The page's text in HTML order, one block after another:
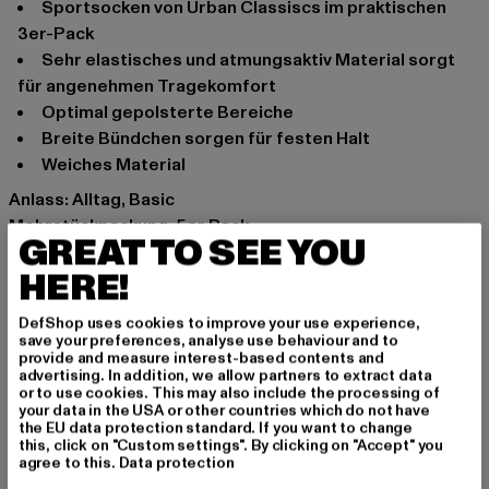
Sportsocken von Urban Classiscs im praktischen
3er-Pack
sehr elastisches und atmungsaktiv Material sorgt
für angenehmen Tragekomfort
optimal gepolsterte Bereiche
breite Bündchen sorgen für festen Halt
weiches Material
Anlass: Alltag, Basic
Mehrstückpackung: 5er Pack
Schnitt: Normal
Marke: Urban Classics
Kat.: Socken
Farbe: schwarz
Hersteller Farbe: black
Materialzusammensetzung: 80% Baumwolle, 17%
Polyester, 3% Elasthan
Art.Nr: TB1471-00007
GREAT TO SEE YOU
HERE!
DefShop uses cookies to improve your use experience,
save your preferences, analyse use behaviour and to
provide and measure interest-based contents and
advertising. In addition, we allow partners to extract data
or to use cookies. This may also include the processing of
your data in the USA or other countries which do not have
the EU data protection standard. If you want to change
this, click on "Custom settings". By clicking on "Accept" you
agree to this. Data protection